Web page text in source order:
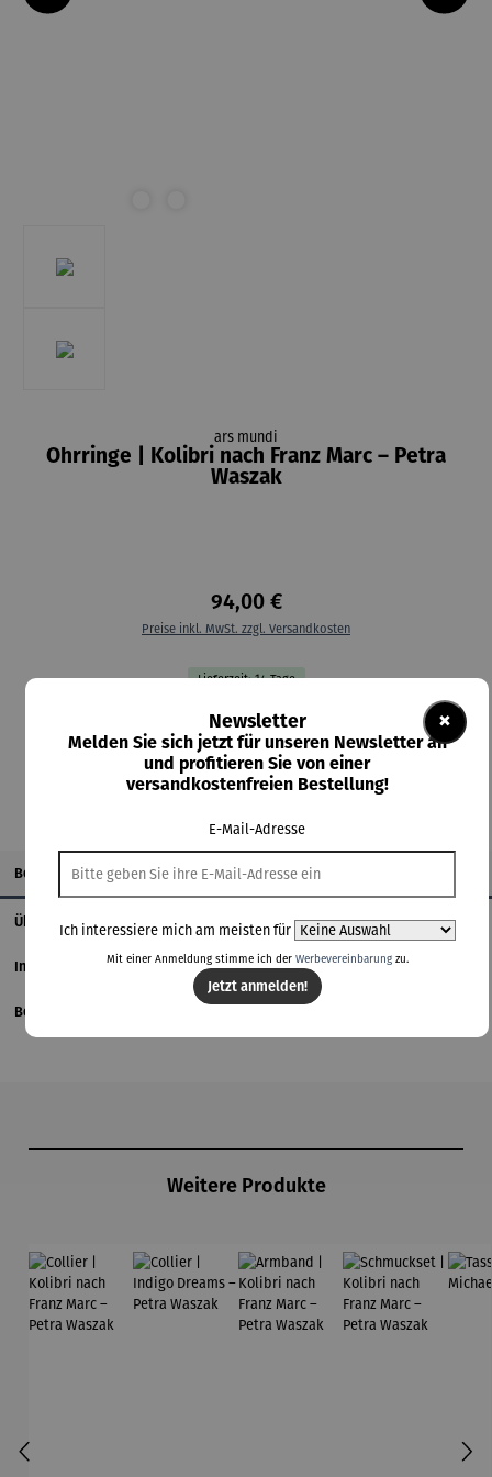
ars mundi
Ohrringe | Kolibri nach Franz Marc – Petra
Waszak
94,00 €
Preise inkl. MwSt. zzgl. Versandkosten
Lieferzeit: 14 Tage
In den Warenkorb
Beschreibung
Über den Künstler
Informationen zum Hersteller
Bewertungen
Weitere Produkte
×
Newsletter
Melden Sie sich jetzt für unseren Newsletter an
und profitieren Sie von einer
versandkostenfreien Bestellung!
E-Mail-Adresse
Ich interessiere mich am meisten für
Mit einer Anmeldung stimme ich der Werbevereinbarungzu.
Jetzt anmelden!